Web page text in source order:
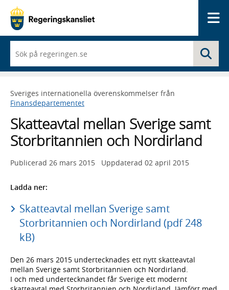
du
börjar
skriva
framträder
en
med
sökförslag
Sveriges internationella överenskommelser från
Finansdepartementet
Skatteavtal mellan Sverige samt
Storbritannien och Nordirland
Publicerad 26 mars 2015 Uppdaterad 02 april 2015
Ladda ner:
Skatteavtal mellan Sverige samt
Storbritannien och Nordirland (pdf 248
kB)
Den 26 mars 2015 undertecknades ett nytt skatteavtal
mellan Sverige samt Storbritannien och Nordirland.
I och med undertecknandet får Sverige ett modernt